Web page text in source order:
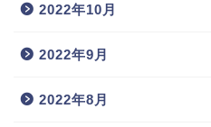
2022年10月
2022年9月
2022年8月